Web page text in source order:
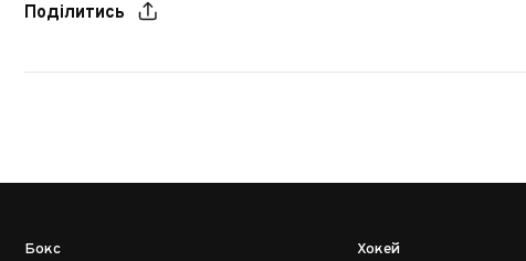
Поділитись
Бокс Хокей